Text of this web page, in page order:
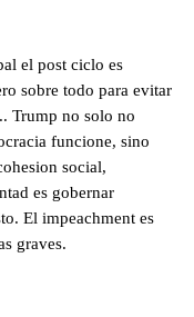
el post ciclo es
sobre todo para evitar
Trump no solo no
funcione, sino
social,
es gobernar
El impeachment es
graves.